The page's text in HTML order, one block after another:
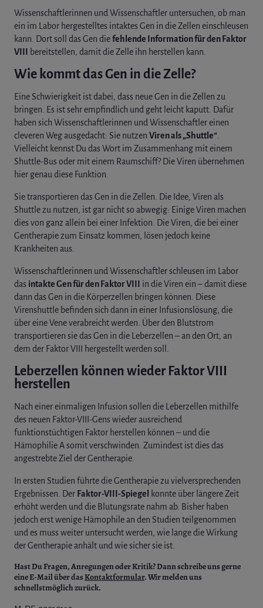
Wissenschaftlerinnen und Wissenschaftler untersuchen, ob man
ein im Labor hergestelltes intaktes Gen in die Zellen einschleusen
kann. Dort soll das Gen diefehlende Information für den Faktor
VIII
bereitstellen, damit die Zelle ihn herstellen kann.
Wie kommt das Gen in die Zelle?
Eine Schwierigkeit ist dabei, dass neue Gen in die Zellen zu
bringen. Es ist sehr empfindlich und geht leicht kaputt. Dafür
haben sich Wissenschaftlerinnen und Wissenschaftler einen
cleveren Weg ausgedacht: Sie nutzen Viren als „Shuttle“
Vielleicht kennst Du das Wort im Zusammenhang mit einem
Shuttle-Bus oder mit einem Raumschiff? Die Viren übernehmen
hier genau diese Funktion.
Sie transportieren das Gen in die Zellen. Die Idee, Viren als
Shuttle zu nutzen, ist gar nicht so abwegig: Einige Viren machen
dies von ganz allein bei einer Infektion. Die Viren, die bei einer
Gentherapie zum Einsatz kommen, lösen jedoch keine
Krankheiten aus.
Wissenschaftlerinnen und Wissenschaftler schleusen im Labor
das intakte Gen für den Faktor VIII
in die Viren ein – damit diese
dann das Gen in die Körperzellen bringen können. Diese
Virenshuttle befinden sich dann in einer Infusionslösung, die
über eine Vene verabreicht werden. Über den Blutstrom
transportieren sie das Gen in die Leberzellen – an den Ort, an
dem der Faktor VIII hergestellt werden soll.
Leberzellen können wieder Faktor VIII
herstellen
Nach einer einmaligen Infusion sollen die Leberzellen mithilfe
des neuen Faktor-VIII-Gens wieder ausreichend
funktionstüchtigen Faktor herstellen können – und die
Hämophilie A somit verschwinden. Zumindest ist dies das
angestrebte Ziel der Gentherapie.
In ersten Studien führte die Gentherapie zu vielversprechenden
Ergebnissen. Der Faktor-VIII-Spiegel
konnte über längere Zeit
erhöht werden und die Blutungsrate nahm ab. Bisher haben
jedoch erst wenige Hämophile an den Studien teilgenommen
und es muss weiter untersucht werden, wie lange die Wirkung
der Gentherapie anhält und wie sicher sie ist.
Hast Du Fragen, Anregungen oder Kritik?Dann schreibe uns gerne
eine E-Mail über dasKontaktformular. Wir melden uns
schnellstmöglich zurück.